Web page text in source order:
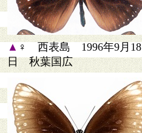
▲ ♀ 西表島 1996年9月18
日 秋葉国広